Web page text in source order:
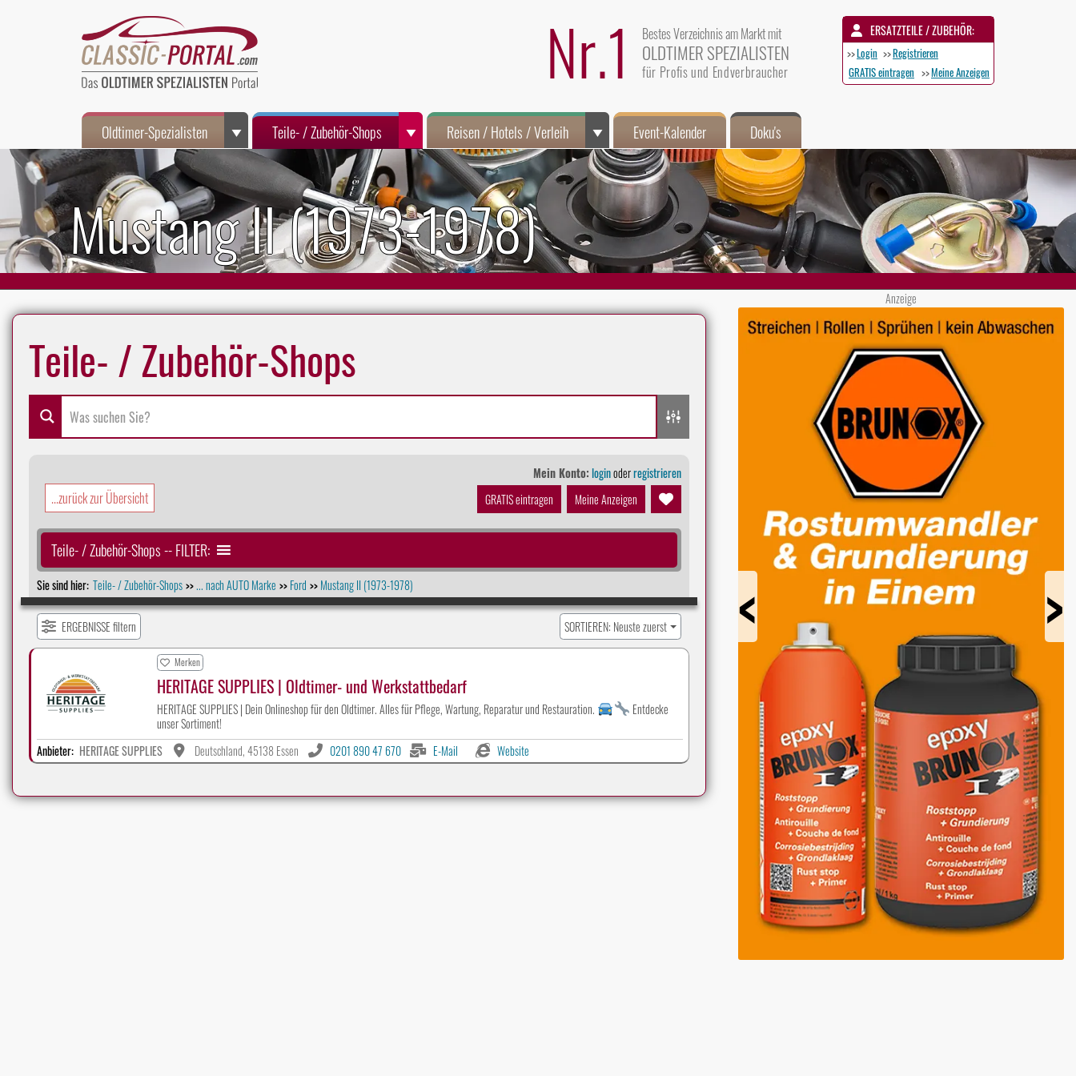
ERSATZTEILE / ZUBEHÖR:
>>Login >>Registrieren
GRATIS eintragen >>Meine Anzeigen
Nr.1 Bestes Verzeichnis am Markt mit
OLDTIMER SPEZIALISTEN
für Profis und Endverbraucher
Oldtimer-Spezialisten Teile- / Zubehör-Shops Reisen / Hotels / Verleih Event-Kalender Doku's
Mustang II (1973-1978)
Teile- / Zubehör-Shops
...zurück zur Übersicht
Mein Konto: loginoderregistrieren
GRATIS eintragen
Meine Anzeigen
Teile- / Zubehör-Shops -- FILTER:
Sie sind hier: Teile- / Zubehör-Shops >>... nach AUTO Marke >> Ford >> Mustang II (1973-1978)
ERGEBNISSE filtern SORTIEREN: Neuste zuerst
Merken
HERITAGE SUPPLIES | Oldtimer- und Werkstattbedarf
HERITAGE SUPPLIES | Dein Onlineshop für den Oldtimer. Alles für Pflege, Wartung, Reparatur und Restauration.
Entdecke
unser Sortiment!
Anbieter: HERITAGE SUPPLIES Deutschland, 45138 Essen 0201 890 47 670 E-Mail Website
Anzeige